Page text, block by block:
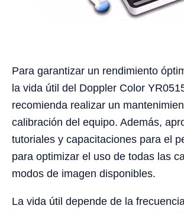
Para garantizar un rendimiento
la vida útil del Doppler Color
recomienda realizar un
calibración del equipo. Además,
tutoriales y capacitaciones para el
para optimizar el uso de todas las
modos de imagen disponibles.
La vida útil depende de la